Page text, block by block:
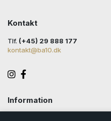
Kontakt
Tlf. (+45) 29 888 177
kontakt@ba10.dk
Information